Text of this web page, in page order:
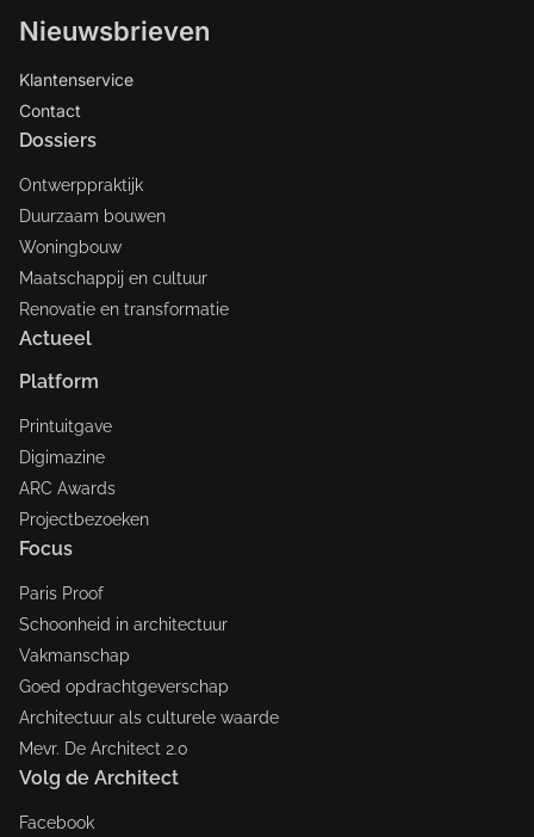
Nieuwsbrieven
Klantenservice
Contact
Dossiers
Ontwerppraktijk
Duurzaam bouwen
Woningbouw
Maatschappij en cultuur
Renovatie en transformatie
Actueel
Platform
Printuitgave
Digimazine
ARC Awards
Projectbezoeken
Focus
Paris Proof
Schoonheid in architectuur
Vakmanschap
Goed opdrachtgeverschap
Architectuur als culturele waarde
Mevr. De Architect 2.0
Volg de Architect
Facebook